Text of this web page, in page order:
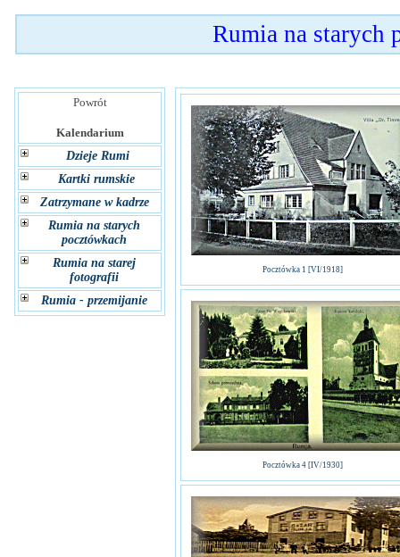
Rumia na starych
Powrót
Kalendarium
Dzieje Rumi
Kartki rumskie
Zatrzymane w kadrze
Rumia na starych
pocztówkach
Rumia na starej
fotografii
Rumia - przemijanie
Pocztówka 1 [VI/1918]
Pocztówka 4 [IV/1930]